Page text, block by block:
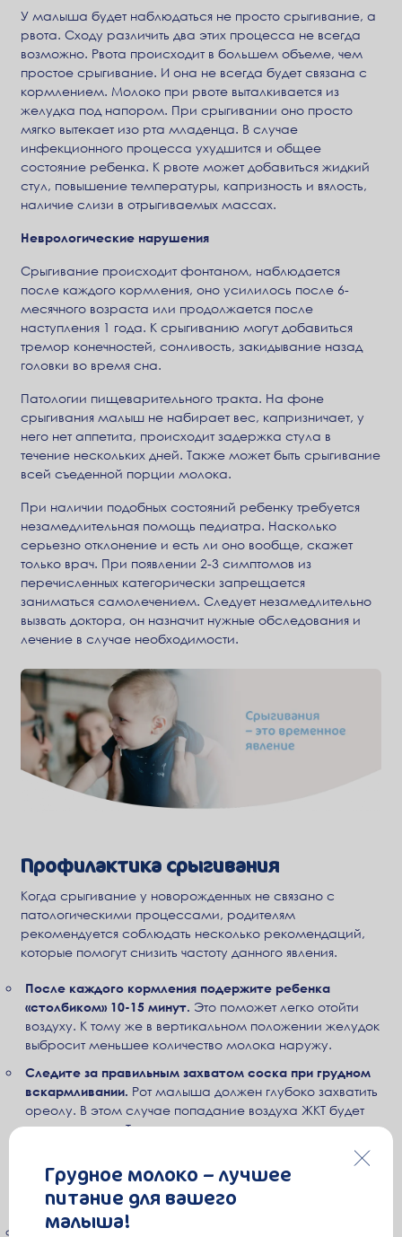
У малыша будет наблюдаться не просто срыгивание, а
рвота. Сходу различить два этих процесса не всегда
возможно. Рвота происходит в большем объеме, чем
простое срыгивание. И она не всегда будет связана с
кормлением. Молоко при рвоте выталкивается из
желудка под напором. При срыгивании оно просто
мягко вытекает изо рта младенца. В случае
инфекционного процесса ухудшится и общее
состояние ребенка. К рвоте может добавиться жидкий
стул, повышение температуры, капризность и вялость,
наличие слизи в отрыгиваемых массах.
Неврологические нарушения
Срыгивание происходит фонтаном, наблюдается
после каждого кормления, оно усилилось после 6-
месячного возраста или продолжается после
наступления 1 года. К срыгиванию могут добавиться
тремор конечностей, сонливость, закидывание назад
головки во время сна.
Патологии пищеварительного тракта. На фоне
срыгивания малыш не набирает вес, капризничает, у
него нет аппетита, происходит задержка стула в
течение нескольких дней. Также может быть срыгивание
всей съеденной порции молока.
При наличии подобных состояний ребенку требуется
незамедлительная помощь педиатра. Насколько
серьезно отклонение и есть ли оно вообще, скажет
только врач. При появлении 2-3 симптомов из
перечисленных категорически запрещается
заниматься самолечением. Следует незамедлительно
вызвать доктора, он назначит нужные обследования и
лечение в случае необходимости.
Профилактика срыгивания
Когда срыгивание у новорожденных не связано с
патологическими процессами, родителям
рекомендуется соблюдать несколько рекомендаций,
которые помогут снизить частоту данного явления.
После каждого кормления подержите ребенка
«столбиком» 10-15 минут. Это поможет легко отойти
воздуху. К тому же в вертикальном положении желудок
выбросит меньшее количество молока наружу.
Следите за правильным захватом соска при грудном
вскармливании. Рот малыша должен глубоко захватить
ореолу. В этом случае попадание воздуха ЖКТ будет
минимальным. Также важна поза при кормлении.
прижат к телу мамы. Тело малыша расположено под
углом примерно в 45°. Такая поза существенно
сокращает заглатывание воздуха при кормлении.
Не усердствуйте с кормлением по требованию.
Грудное молоко – лучшее
питание для вашего
малыша!